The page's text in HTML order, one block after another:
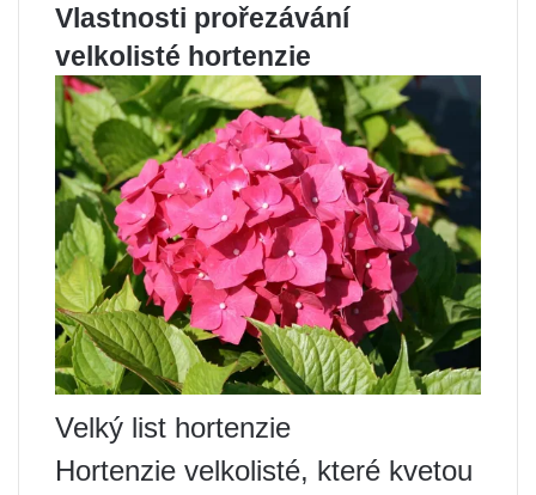
Vlastnosti prořezávání
velkolisté hortenzie
Velký list hortenzie
Hortenzie velkolisté, které kvetou